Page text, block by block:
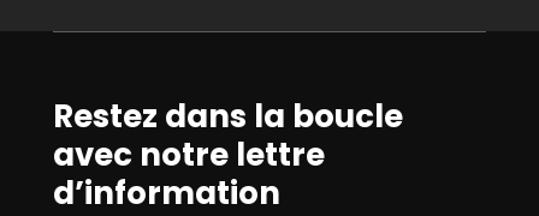
Restez dans la boucle
avec notre lettre
d’information